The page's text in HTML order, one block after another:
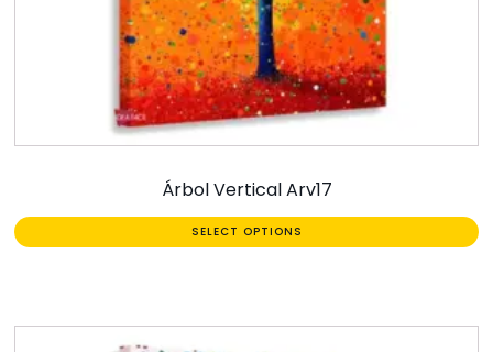
Árbol Vertical Arv17
SELECT OPTIONS